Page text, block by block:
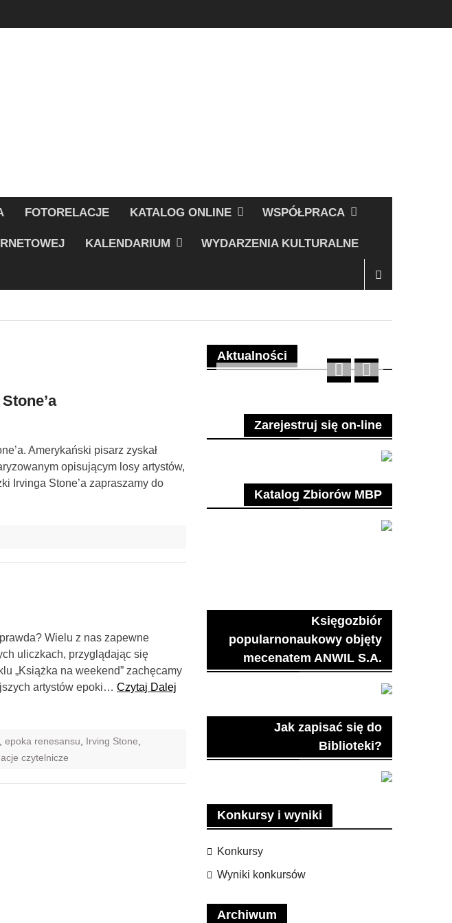
FOTORELACJE KATALOG ONLINE WSPÓŁPRACA
KALENDARIUM WYDARZENIA KULTURALNE
Amerykański pisarz zyskał
opisującym losy artystów,
Irvinga Stone’a zapraszamy do
Wielu z nas zapewne
uliczkach, przyglądając się
„Książka na weekend” zachęcamy
artystów epoki… Czytaj Dalej
epoka renesansu Irving Stone
czytelnicze
Aktualności
Zarejestruj się on-line
Katalog Zbiorów MBP
Księgozbiór
popularnonaukowy objęty
mecenatem ANWIL S.A.
Jak zapisać się do
Biblioteki?
Konkursy i wyniki
Konkursy
Wyniki konkursów
Archiwum